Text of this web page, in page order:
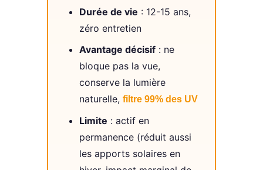
Durée de vie : 12-15 ans,
zéro entretien
Avantage décisif: ne
bloque pas la vue,
conserve la lumière
naturelle, filtre 99% des UV
Limite : actif en
permanence (réduit aussi
les apports solaires en